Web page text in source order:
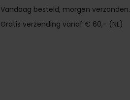
Vandaag besteld, morgen verzonden.
Gratis verzending vanaf € 60,- (NL)